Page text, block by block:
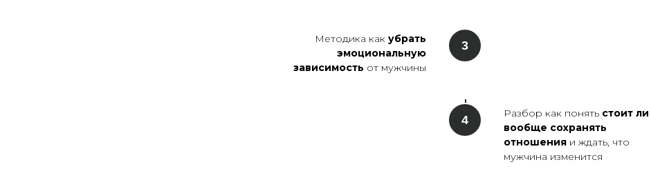
Методика как убрать
эмоциональную
зависимость от мужчины
Разбор как понять стоит ли
вообще сохранять
отношения и ждать, что
мужчина изменится